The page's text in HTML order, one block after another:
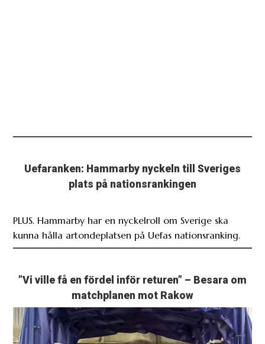
Uefaranken: Hammarby nyckeln till Sveriges
plats på nationsrankingen
PLUS. Hammarby har en nyckelroll om Sverige ska
kunna hålla artondeplatsen på Uefas nationsranking.
”Vi ville få en fördel inför returen” – Besara om
matchplanen mot Rakow